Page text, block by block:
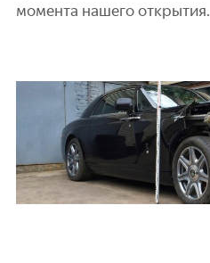
момента нашего открытия.